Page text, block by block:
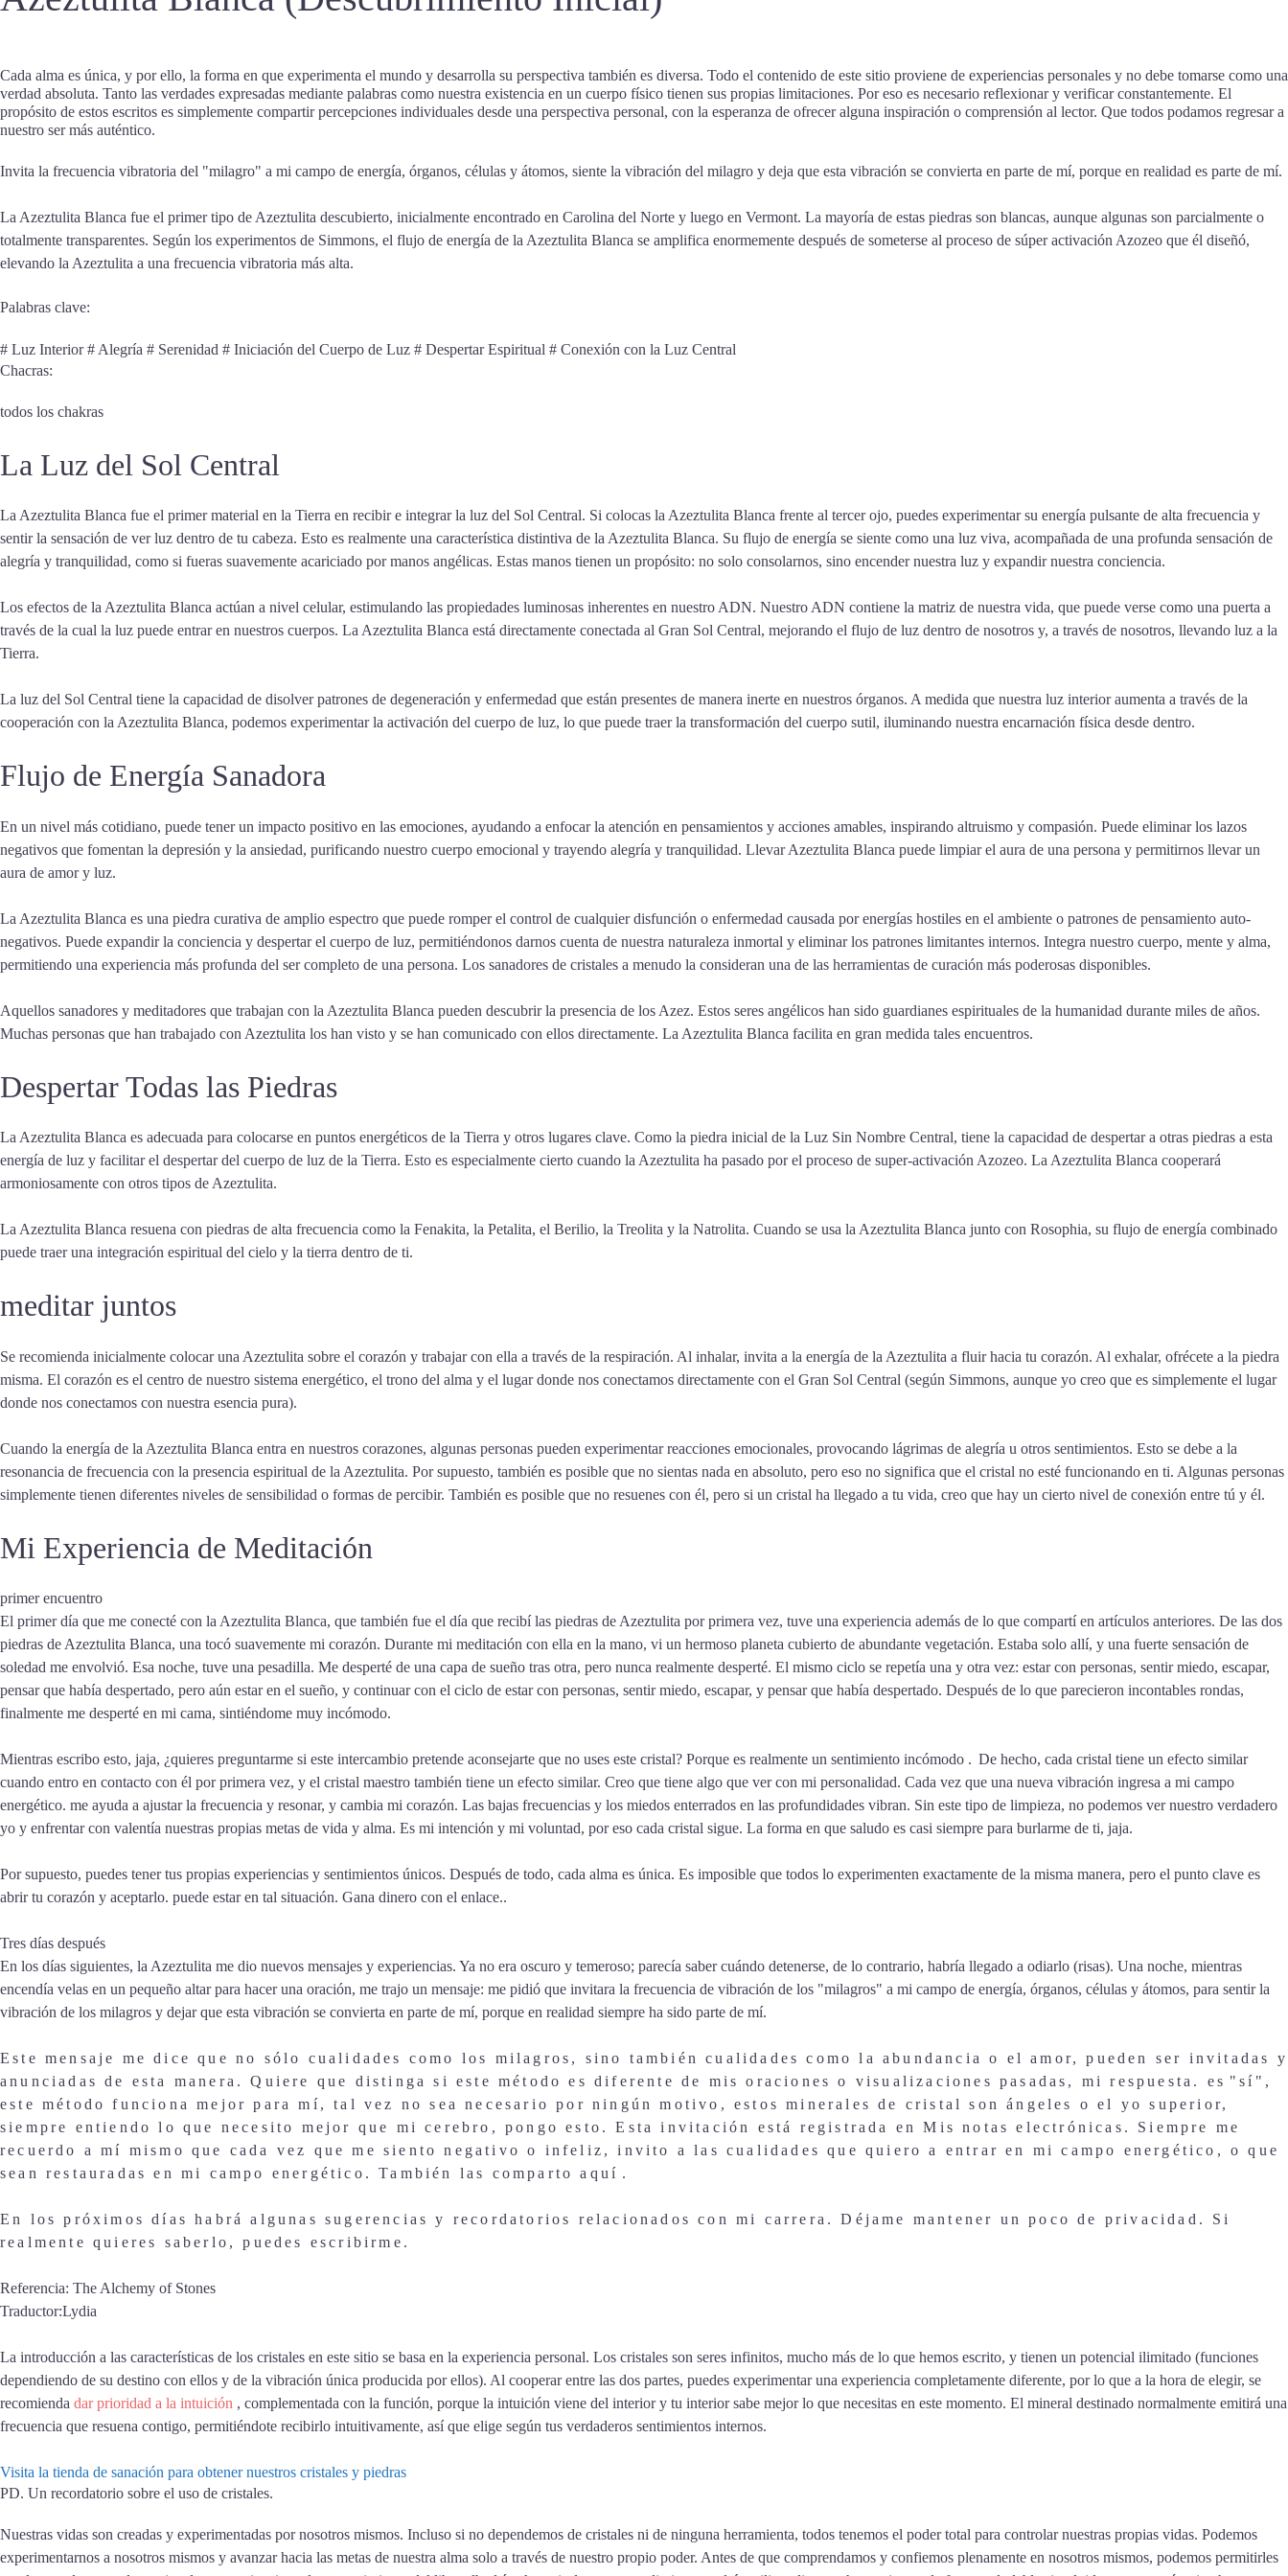
Cada alma es única, y por ello, la forma en que experimenta el mundo y desarrolla su perspectiva también es diversa. Todo el contenido de este sitio proviene de experiencias personales y no debe tomarse como una
verdad absoluta. Tanto las verdades expresadas mediante palabras como nuestra existencia en un cuerpo físico tienen sus propias limitaciones. Por eso es necesario reflexionar y verificar constantemente. El
propósito de estos escritos es simplemente compartir percepciones individuales desde una perspectiva personal, con la esperanza de ofrecer alguna inspiración o comprensión al lector. Que todos podamos regresar a
nuestro ser más auténtico.
Invita la frecuencia vibratoria del "milagro" a mi campo de energía, órganos, células y átomos, siente la vibración del milagro y deja que esta vibración se convierta en parte de mí, porque en realidad es parte de mí.
La Azeztulita Blanca fue el primer tipo de Azeztulita descubierto, inicialmente encontrado en Carolina del Norte y luego en Vermont. La mayoría de estas piedras son blancas, aunque algunas son parcialmente o
totalmente transparentes. Según los experimentos de Simmons, el flujo de energía de la Azeztulita Blanca se amplifica enormemente después de someterse al proceso de súper activación Azozeo que él diseñó,
elevando la Azeztulita a una frecuencia vibratoria más alta.
Palabras clave:
# Luz Interior # Alegría # Serenidad # Iniciación del Cuerpo de Luz # Despertar Espiritual # Conexión con la Luz Central
Chacras:
todos los chakras
La Luz del Sol Central
La Azeztulita Blanca fue el primer material en la Tierra en recibir e integrar la luz del Sol Central. Si colocas la Azeztulita Blanca frente al tercer ojo, puedes experimentar su energía pulsante de alta frecuencia y
sentir la sensación de ver luz dentro de tu cabeza. Esto es realmente una característica distintiva de la Azeztulita Blanca. Su flujo de energía se siente como una luz viva, acompañada de una profunda sensación de
alegría y tranquilidad, como si fueras suavemente acariciado por manos angélicas. Estas manos tienen un propósito: no solo consolarnos, sino encender nuestra luz y expandir nuestra conciencia.
Los efectos de la Azeztulita Blanca actúan a nivel celular, estimulando las propiedades luminosas inherentes en nuestro ADN. Nuestro ADN contiene la matriz de nuestra vida, que puede verse como una puerta a
través de la cual la luz puede entrar en nuestros cuerpos. La Azeztulita Blanca está directamente conectada al Gran Sol Central, mejorando el flujo de luz dentro de nosotros y, a través de nosotros, llevando luz a la
Tierra.
La luz del Sol Central tiene la capacidad de disolver patrones de degeneración y enfermedad que están presentes de manera inerte en nuestros órganos. A medida que nuestra luz interior aumenta a través de la
cooperación con la Azeztulita Blanca, podemos experimentar la activación del cuerpo de luz, lo que puede traer la transformación del cuerpo sutil, iluminando nuestra encarnación física desde dentro.
Flujo de Energía Sanadora
En un nivel más cotidiano, puede tener un impacto positivo en las emociones, ayudando a enfocar la atención en pensamientos y acciones amables, inspirando altruismo y compasión. Puede eliminar los lazos
negativos que fomentan la depresión y la ansiedad, purificando nuestro cuerpo emocional y trayendo alegría y tranquilidad. Llevar Azeztulita Blanca puede limpiar el aura de una persona y permitirnos llevar un
aura de amor y luz.
La Azeztulita Blanca es una piedra curativa de amplio espectro que puede romper el control de cualquier disfunción o enfermedad causada por energías hostiles en el ambiente o patrones de pensamiento auto-
negativos. Puede expandir la conciencia y despertar el cuerpo de luz, permitiéndonos darnos cuenta de nuestra naturaleza inmortal y eliminar los patrones limitantes internos. Integra nuestro cuerpo, mente y alma,
permitiendo una experiencia más profunda del ser completo de una persona. Los sanadores de cristales a menudo la consideran una de las herramientas de curación más poderosas disponibles.
Aquellos sanadores y meditadores que trabajan con la Azeztulita Blanca pueden descubrir la presencia de los Azez. Estos seres angélicos han sido guardianes espirituales de la humanidad durante miles de años.
Muchas personas que han trabajado con Azeztulita los han visto y se han comunicado con ellos directamente. La Azeztulita Blanca facilita en gran medida tales encuentros.
Despertar Todas las Piedras
La Azeztulita Blanca es adecuada para colocarse en puntos energéticos de la Tierra y otros lugares clave. Como la piedra inicial de la Luz Sin Nombre Central, tiene la capacidad de despertar a otras piedras a esta
energía de luz y facilitar el despertar del cuerpo de luz de la Tierra. Esto es especialmente cierto cuando la Azeztulita ha pasado por el proceso de super-activación Azozeo. La Azeztulita Blanca cooperará
armoniosamente con otros tipos de Azeztulita.
La Azeztulita Blanca resuena con piedras de alta frecuencia como la Fenakita, la Petalita, el Berilio, la Treolita y la Natrolita. Cuando se usa la Azeztulita Blanca junto con Rosophia, su flujo de energía combinado
puede traer una integración espiritual del cielo y la tierra dentro de ti.
meditar juntos
Se recomienda inicialmente colocar una Azeztulita sobre el corazón y trabajar con ella a través de la respiración. Al inhalar, invita a la energía de la Azeztulita a fluir hacia tu corazón. Al exhalar, ofrécete a la piedra
misma. El corazón es el centro de nuestro sistema energético, el trono del alma y el lugar donde nos conectamos directamente con el Gran Sol Central (según Simmons, aunque yo creo que es simplemente el lugar
donde nos conectamos con nuestra esencia pura).
Cuando la energía de la Azeztulita Blanca entra en nuestros corazones, algunas personas pueden experimentar reacciones emocionales, provocando lágrimas de alegría u otros sentimientos. Esto se debe a la
resonancia de frecuencia con la presencia espiritual de la Azeztulita. Por supuesto, también es posible que no sientas nada en absoluto, pero eso no significa que el cristal no esté funcionando en ti. Algunas personas
simplemente tienen diferentes niveles de sensibilidad o formas de percibir. También es posible que no resuenes con él, pero si un cristal ha llegado a tu vida, creo que hay un cierto nivel de conexión entre tú y él.
Mi Experiencia de Meditación
primer encuentro
El primer día que me conecté con la Azeztulita Blanca, que también fue el día que recibí las piedras de Azeztulita por primera vez, tuve una experiencia además de lo que compartí en artículos anteriores. De las dos
piedras de Azeztulita Blanca, una tocó suavemente mi corazón. Durante mi meditación con ella en la mano, vi un hermoso planeta cubierto de abundante vegetación. Estaba solo allí, y una fuerte sensación de
soledad me envolvió. Esa noche, tuve una pesadilla. Me desperté de una capa de sueño tras otra, pero nunca realmente desperté. El mismo ciclo se repetía una y otra vez: estar con personas, sentir miedo, escapar,
pensar que había despertado, pero aún estar en el sueño, y continuar con el ciclo de estar con personas, sentir miedo, escapar, y pensar que había despertado. Después de lo que parecieron incontables rondas,
finalmente me desperté en mi cama, sintiéndome muy incómodo.
Mientras escribo esto, jaja, ¿quieres preguntarme si este intercambio pretende aconsejarte que no uses este cristal? Porque es realmente un sentimiento incómodo . De hecho, cada cristal tiene un efecto similar
cuando entro en contacto con él por primera vez, y el cristal maestro también tiene un efecto similar. Creo que tiene algo que ver con mi personalidad. Cada vez que una nueva vibración ingresa a mi campo
energético. me ayuda a ajustar la frecuencia y resonar, y cambia mi corazón. Las bajas frecuencias y los miedos enterrados en las profundidades vibran. Sin este tipo de limpieza, no podemos ver nuestro verdadero
yo y enfrentar con valentía nuestras propias metas de vida y alma. Es mi intención y mi voluntad, por eso cada cristal sigue. La forma en que saludo es casi siempre para burlarme de ti, jaja.
Por supuesto, puedes tener tus propias experiencias y sentimientos únicos. Después de todo, cada alma es única. Es imposible que todos lo experimenten exactamente de la misma manera, pero el punto clave es
abrir tu corazón y aceptarlo. puede estar en tal situación. Gana dinero con el enlace..
Tres días después
En los días siguientes, la Azeztulita me dio nuevos mensajes y experiencias. Ya no era oscuro y temeroso; parecía saber cuándo detenerse, de lo contrario, habría llegado a odiarlo (risas). Una noche, mientras
encendía velas en un pequeño altar para hacer una oración, me trajo un mensaje: me pidió que invitara la frecuencia de vibración de los "milagros" a mi campo de energía, órganos, células y átomos, para sentir la
vibración de los milagros y dejar que esta vibración se convierta en parte de mí, porque en realidad siempre ha sido parte de mí.
Este mensaje me dice que no sólo cualidades como los milagros, sino también cualidades como la abundancia o el amor, pueden ser invitadas y
anunciadas de esta manera. Quiere que distinga si este método es diferente de mis oraciones o visualizaciones pasadas, mi respuesta. es "sí",
este método funciona mejor para mí, tal vez no sea necesario por ningún motivo, estos minerales de cristal son ángeles o el yo superior,
siempre entiendo lo que necesito mejor que mi cerebro, pongo esto. Esta invitación está registrada en Mis notas electrónicas. Siempre me
recuerdo a mí mismo que cada vez que me siento negativo o infeliz, invito a las cualidades que quiero a entrar en mi campo energético, o que
sean restauradas en mi campo energético. También las comparto aquí .
En los próximos días habrá algunas sugerencias y recordatorios relacionados con mi carrera. Déjame mantener un poco de privacidad. Si
realmente quieres saberlo, puedes escribirme.
Referencia: The Alchemy of Stones
Traductor:Lydia
La introducción a las características de los cristales en este sitio se basa en la experiencia personal. Los cristales son seres infinitos, mucho más de lo que hemos escrito, y tienen un potencial ilimitado (funciones
dependiendo de su destino con ellos y de la vibración única producida por ellos). Al cooperar entre las dos partes, puedes experimentar una experiencia completamente diferente, por lo que a la hora de elegir, se
recomienda dar prioridad a la intuición , complementada con la función, porque la intuición viene del interior y tu interior sabe mejor lo que necesitas en este momento. El mineral destinado normalmente emitirá una
frecuencia que resuena contigo, permitiéndote recibirlo intuitivamente, así que elige según tus verdaderos sentimientos internos.
Visita la tienda de sanación para obtener nuestros cristales y piedras
PD. Un recordatorio sobre el uso de cristales.
Nuestras vidas son creadas y experimentadas por nosotros mismos. Incluso si no dependemos de cristales ni de ninguna herramienta, todos tenemos el poder total para controlar nuestras propias vidas. Podemos
experimentarnos a nosotros mismos y avanzar hacia las metas de nuestra alma solo a través de nuestro propio poder. Antes de que comprendamos y confiemos plenamente en nosotros mismos, podemos permitirles